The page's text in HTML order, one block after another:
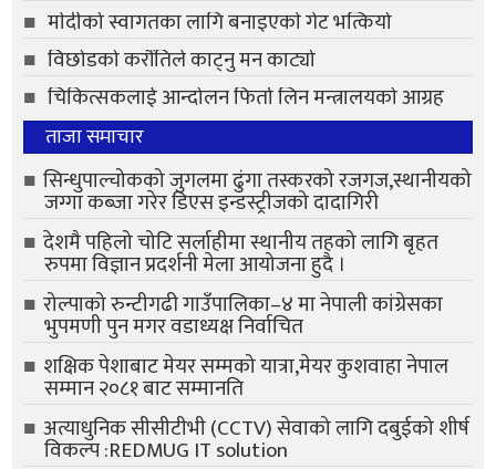
माेदीको स्वागतका लागि बनाइएकाे गेट भत्कियो
विछोडको करौंतिले काट्नु मन काट्यो
चिकित्सकलाई आन्दोलन फिर्ता लिन मन्त्रालयको आग्रह
ताजा समाचार
सिन्धुपाल्चोकको जुगलमा ढुंगा तस्करको रजगज,स्थानीयको
जग्गा कब्जा गरेर डिएस इन्डस्ट्रीजको दादागिरी
देशमै पहिलो चोटि सर्लाहीमा स्थानीय तहको लागि बृहत
रुपमा विज्ञान प्रदर्शनी मेला आयोजना हुदै ।
रोल्पाको रुन्टीगढी गाउँपालिका–४ मा नेपाली कांग्रेसका
भुपमणी पुन मगर वडाध्यक्ष निर्वाचित
शक्षिक पेशाबाट मेयर सम्मको यात्रा,मेयर कुशवाहा नेपाल
सम्मान २०८१ बाट सम्मानति
अत्याधुनिक सीसीटीभी (CCTV) सेवाको लागि दबुईको शीर्ष
विकल्प :REDMUG IT solution